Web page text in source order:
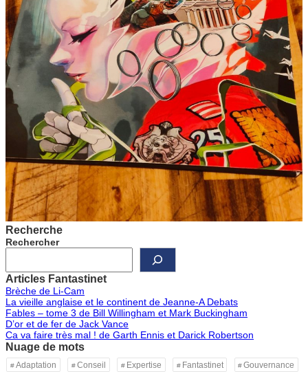
Recherche
Rechercher
Articles Fantastinet
Brèche de Li-Cam
La vieille anglaise et le continent de Jeanne-A Debats
Fables – tome 3 de Bill Willingham et Mark Buckingham
D’or et de fer de Jack Vance
Ca va faire très mal ! de Garth Ennis et Darick Robertson
Nuage de mots
Adaptation Conseil Expertise Fantastinet Gouvernance